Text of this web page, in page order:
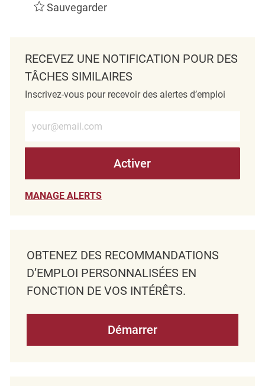
Sauvegarder
RECEVEZ UNE NOTIFICATION POUR DES
TÂCHES SIMILAIRES
Inscrivez-vous pour recevoir des alertes d’emploi
Activer
MANAGE ALERTS
OBTENEZ DES RECOMMANDATIONS
D’EMPLOI PERSONNALISÉES EN
FONCTION DE VOS INTÉRÊTS.
Démarrer